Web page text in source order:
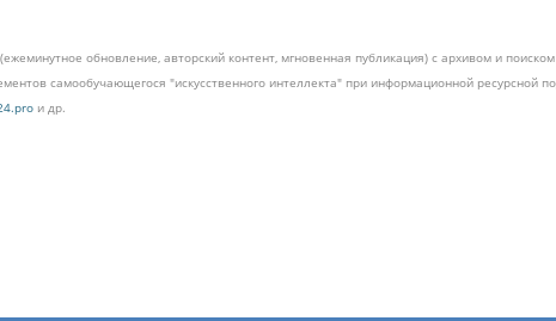
обновление, авторский контент, мгновенная публикация) с архивом и
самообучающегося "искусственного интеллекта" при информационной ресурсной
и др.